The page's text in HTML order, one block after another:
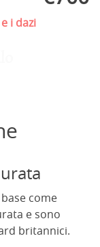
i dazi
come
e sono
britannici.